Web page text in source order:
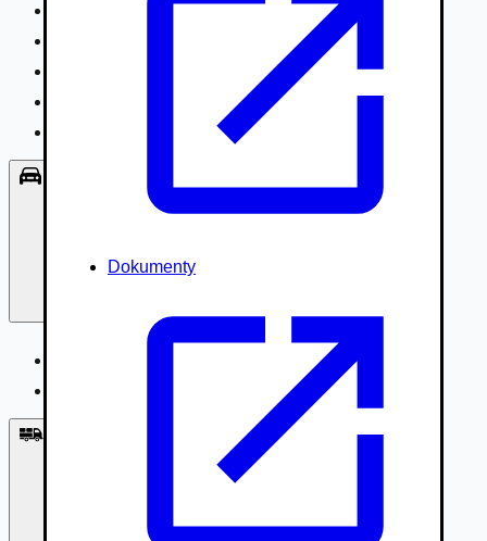
Dokumenty
Návesy/prívesy nadstavby
Lode/člny, lietadlá/vznášadlá
Príslušenstvo, Oblečenie